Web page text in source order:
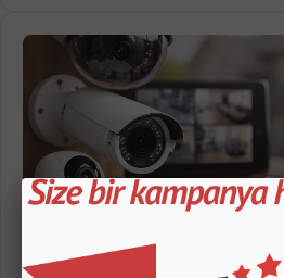
Güvenlik Kamerası